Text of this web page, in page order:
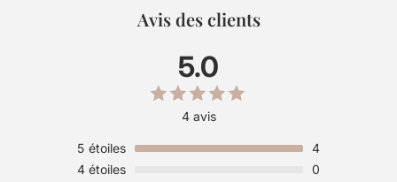
Avis des clients
5.0
4 avis
5 étoiles
4
4étoiles
0